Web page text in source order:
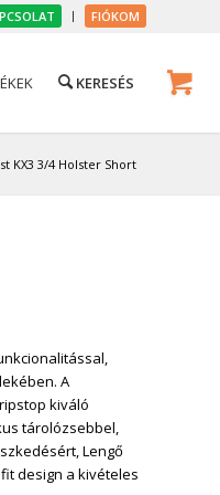
FIÓKOM
KX3 3/4 Holster Short
A
kiváló
tárolózsebbel,
Lengő
design a kivételes